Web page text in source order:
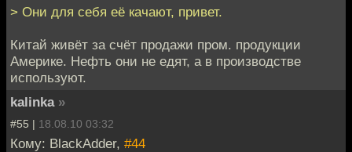
> Они для себя её качают, привет.
Китай живёт за счёт продажи пром. продукции
Америке. Нефть они не едят, а в производстве
используют.
kalinka »
#55 | 18.08.10 03:32
Кому: BlackAdder, #44